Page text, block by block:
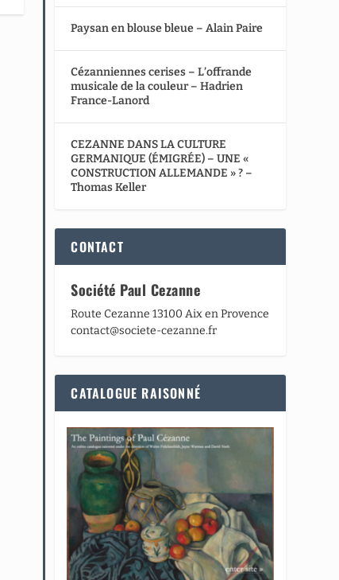
Paysan en blouse bleue – Alain Paire
Cézanniennes cerises – L’offrande
musicale de la couleur – Hadrien
France-Lanord
CEZANNE DANS LA CULTURE
GERMANIQUE (ÉMIGRÉE) – UNE «
CONSTRUCTION ALLEMANDE » ? –
Thomas Keller
CONTACT
Société Paul Cezanne
Route Cezanne 13100 Aix en Provence
contact@societe-cezanne.fr
CATALOGUE RAISONNÉ